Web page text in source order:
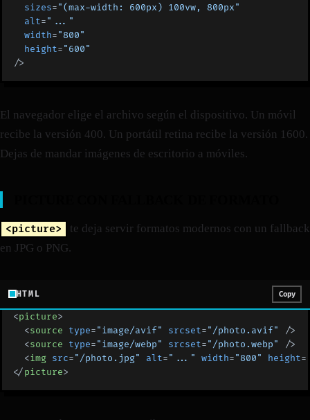
  sizes
="(max-width: 600px) 100vw, 800px"
  alt
="..."
  width
="800"
  height
="600"
/>
El navegador elige el archivo según el dispositivo. Un móvil
recibe la versión 400. Un portátil retina recibe la versión 1600.
Dejas de mandar imágenes de escritorio a móviles.
<picture>
te deja servir formatos modernos con un fallback
en JPG o PNG.
HTML Copy
<picture>
  <
source type="image/avif" srcset="/photo.avif"
/>
  <
source type="image/webp" srcset="/photo.webp"
/>
  <
img src="/photo.jpg" alt="..." width="800" height=
</picture>